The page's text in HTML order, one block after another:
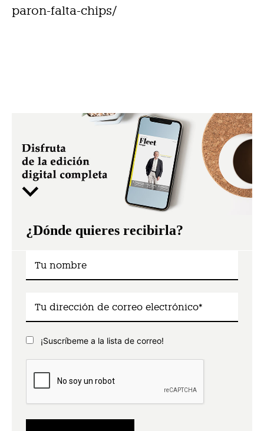
paron-falta-chips/
¿Dónde quieres recibirla?
¡Suscríbeme a la lista de correo!